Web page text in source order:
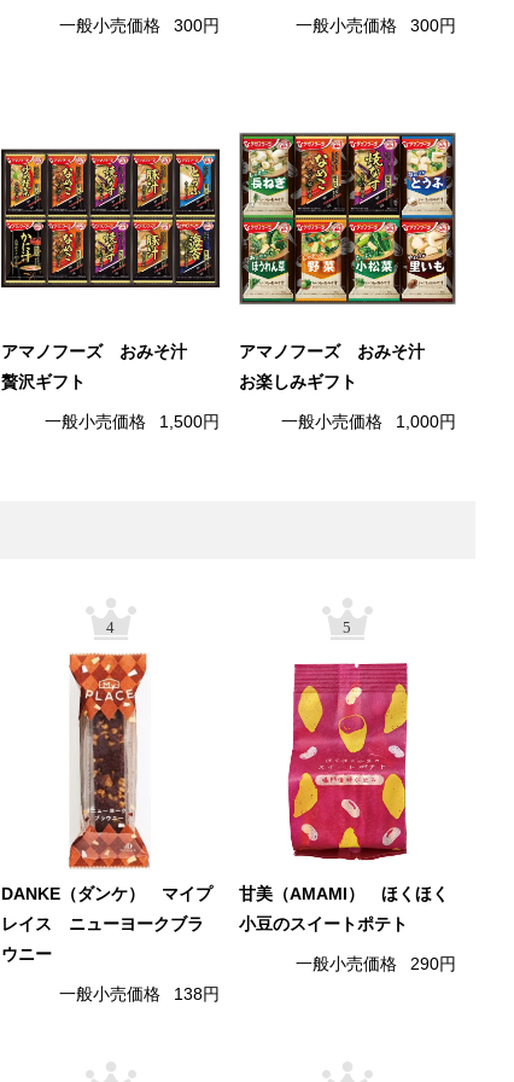
一般小売価格 300円 一般小売価格 300円
アマノフーズ おみそ汁
贅沢ギフト
一般小売価格 1,500円
アマノフーズ おみそ汁
お楽しみギフト
一般小売価格 1,000円
4
DANKE（ダンケ） マイプ
レイス ニューヨークブラ
ウニー
一般小売価格 138円
5
甘美（AMAMI） ほくほく
小豆のスイートポテト
一般小売価格 290円